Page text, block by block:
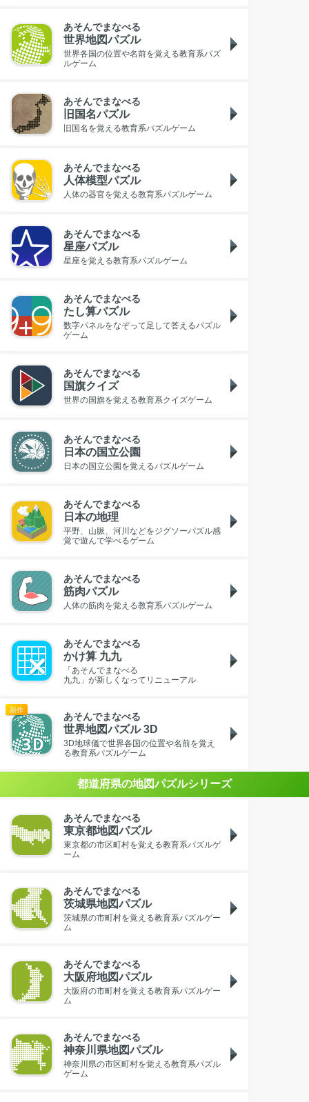
あそんでまなべる
世界地図パズル
世界各国の位置や名前を覚える教育系パズ
ルゲーム
あそんでまなべる
旧国名パズル
旧国名を覚える教育系パズルゲーム
あそんでまなべる
人体模型パズル
人体の器官を覚える教育系パズルゲーム
あそんでまなべる
星座パズル
星座を覚える教育系パズルゲーム
あそんでまなべる
たし算パズル
数字パネルをなぞって足して答えるパズル
ゲーム
あそんでまなべる
国旗クイズ
世界の国旗を覚える教育系クイズゲーム
あそんでまなべる
日本の国立公園
日本の国立公園を覚えるパズルゲーム
あそんでまなべる
日本の地理
平野、山脈、河川などをジグソーパズル感
覚で遊んで学べるゲーム
あそんでまなべる
筋肉パズル
人体の筋肉を覚える教育系パズルゲーム
あそんでまなべる
かけ算 九九
「 あそんでまなべる
九九」が新しくなってリニューアル
新作
あそんでまなべる
世界地図パズル 3D
3D地球儀で世界各国の位置や名前を覚え
る教育系パズルゲーム
都道府県の地図パズルシリーズ
あそんでまなべる
東京都地図パズル
東京都の市区町村を覚える教育系パズルゲ
ーム
あそんでまなべる
茨城県地図パズル
茨城県の市町村を覚える教育系パズルゲー
ム
あそんでまなべる
大阪府地図パズル
大阪府の市町村を覚える教育系パズルゲー
ム
あそんでまなべる
神奈川県地図パズル
神奈川県の市区町村を覚える教育系パズル
ゲーム